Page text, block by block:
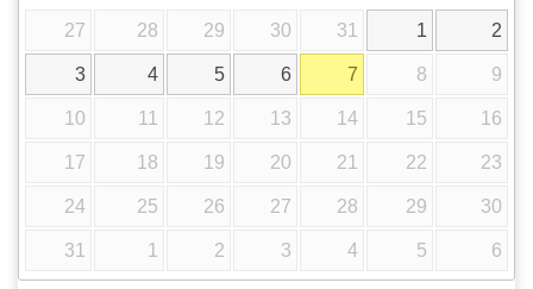
27 28 29 30 31 1 2
3 4 5 6 7 8 9
10 11 12 13 14 15 16
17 18 19 20 21 22 23
24 25 26 27 28 29 30
31 1 2 3 4 5 6